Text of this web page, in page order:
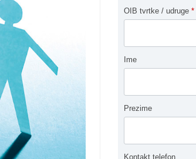
OIB tvrtke / udruge *
Ime
Prezime
Kontakt telefon